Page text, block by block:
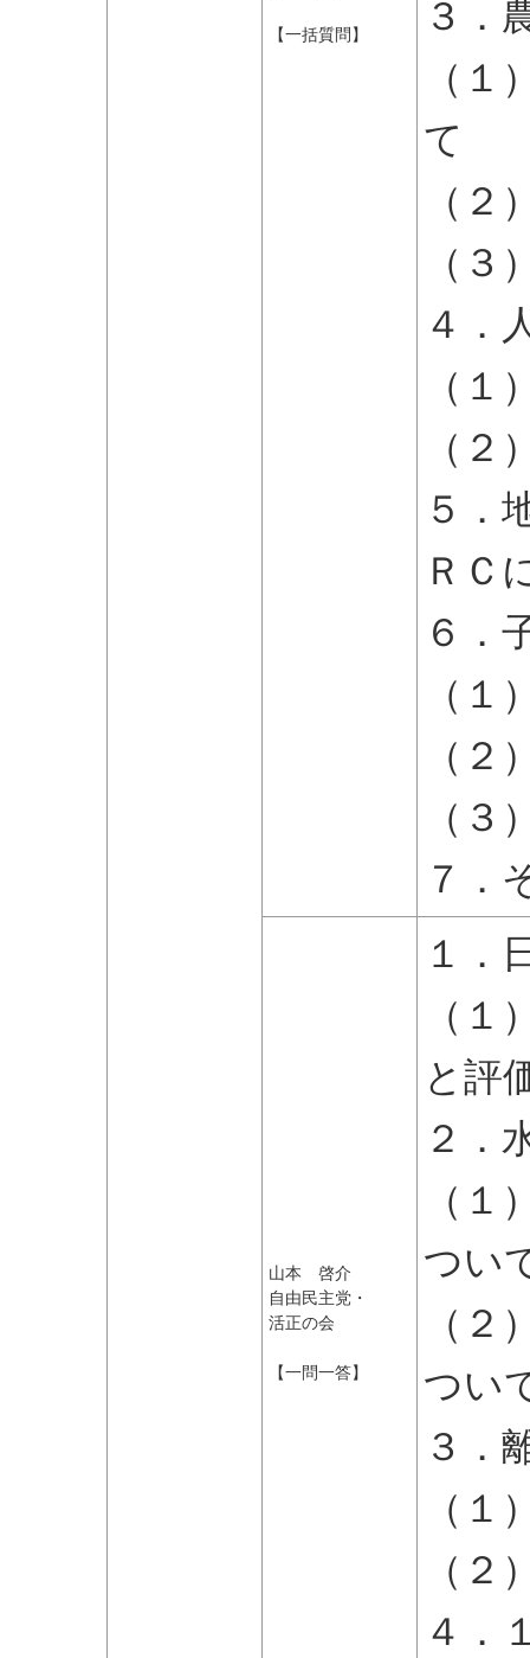
【一括質問】
３．
（
て
（
（
４．
（
（
５．
ＲＣ
６．
（１
（
（
７．
山本 啓介
自由民主党・
活正の会
【一問一答】
１．
（
と評
２．
（
つい
（
つい
３．
（
（
４．